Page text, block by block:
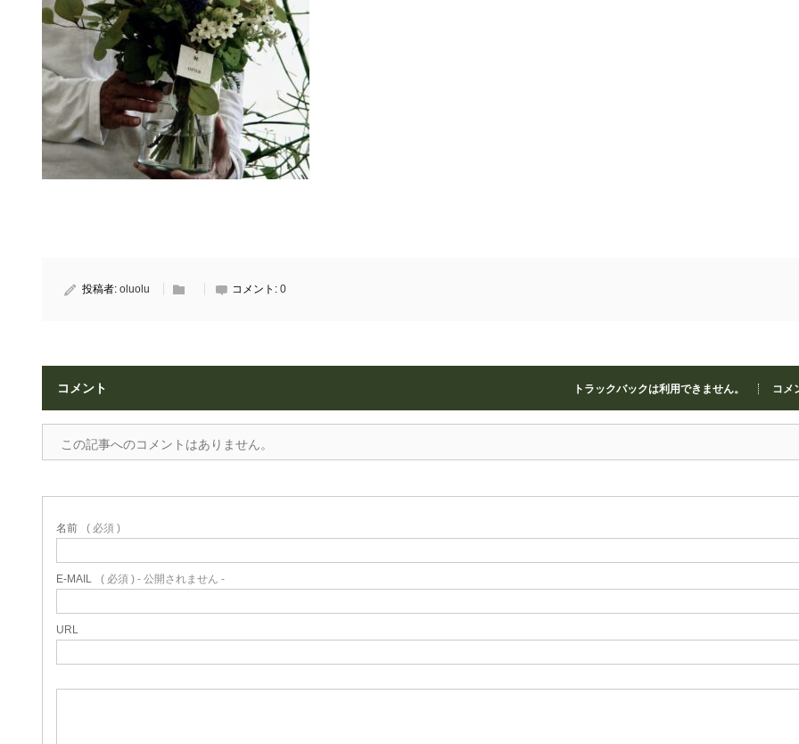
投稿者: oluolu コメント: 0
コメント トラックバックは利用できません。 コメ
この記事へのコメントはありません。
名前 ( 必須 )
E-MAIL ( 必須 ) - 公開されません -
URL